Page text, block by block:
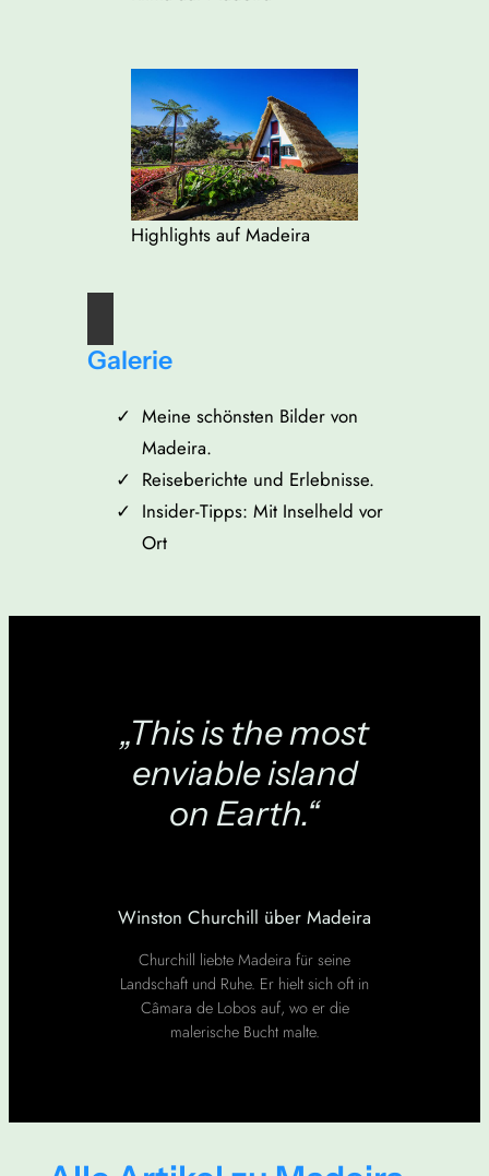
Highlights auf Madeira
Galerie
Meine schönsten Bilder von
Madeira.
Reiseberichte und Erlebnisse.
Insider-Tipps: Mit Inselheld vor
Ort
„This is the most
enviable island
on Earth.“
Winston Churchill über Madeira
Churchill liebte Madeira für seine
Landschaft und Ruhe. Er hielt sich oft in
Câmara de Lobos auf, wo er die
malerische Bucht malte.